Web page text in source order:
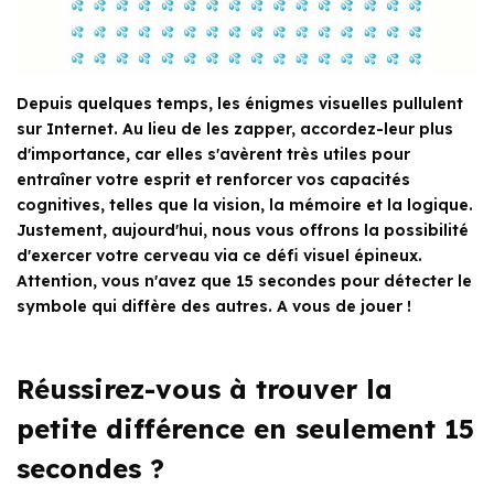
Depuis quelques temps, les énigmes visuelles pullulent
sur Internet. Au lieu de les zapper, accordez-leur plus
d'importance, car elles s'avèrent très utiles pour
entraîner votre esprit et renforcer vos capacités
cognitives, telles que la vision, la mémoire et la logique.
Justement, aujourd'hui, nous vous offrons la possibilité
d'exercer votre cerveau via ce défi visuel épineux.
Attention, vous n'avez que 15 secondes pour détecter le
symbole qui diffère des autres. A vous de jouer !
Réussirez-vous à trouver la
petite différence en seulement 15
secondes ?